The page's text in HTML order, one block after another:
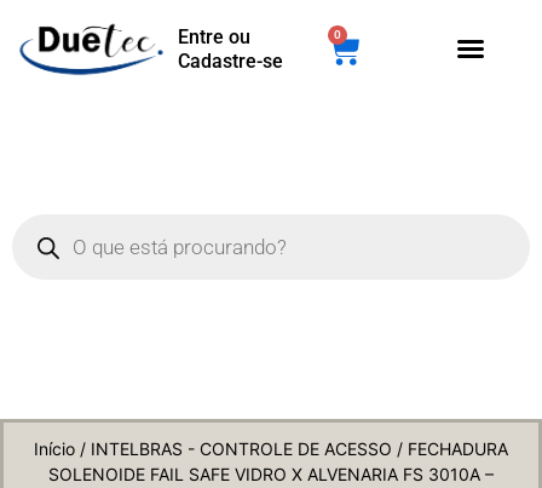
Entre ou
Cadastre-se
0
Início / INTELBRAS - CONTROLE DE ACESSO / FECHADURA
SOLENOIDE FAIL SAFE VIDRO X ALVENARIA FS 3010A –